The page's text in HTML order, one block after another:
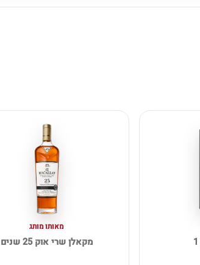
מאותו מותג
מקאלן שרי אוק 25 שנים